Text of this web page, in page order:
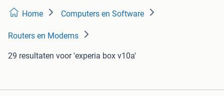
Home Computers en Software
Routers en Modems
29 resultaten voor 'experia box v10a'